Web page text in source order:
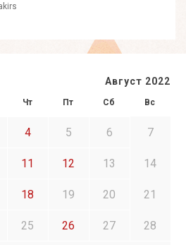
Август 2022
Чт Пт Сб Вс
4 5 6 7
11 12 13 14
18 19 20 21
25 26 27 28